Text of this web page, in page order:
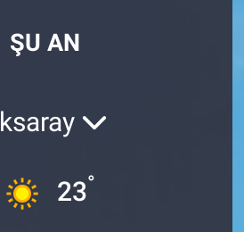
ŞU AN
23°